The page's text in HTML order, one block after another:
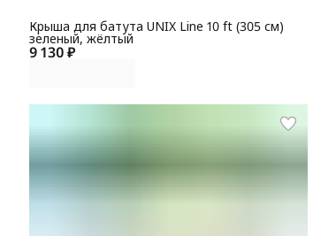
9 130 ₽
Крыша для батута UNIX Line 10 ft (305 см)
зеленый, жёлтый